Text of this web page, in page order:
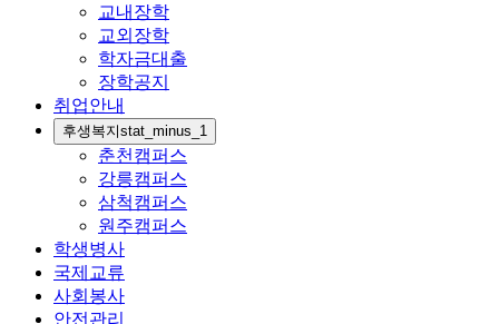
교내장학
교외장학
학자금대출
장학공지
취업안내
후생복지stat_minus_1
춘천캠퍼스
강릉캠퍼스
삼척캠퍼스
원주캠퍼스
학생병사
국제교류
사회봉사
안전관리